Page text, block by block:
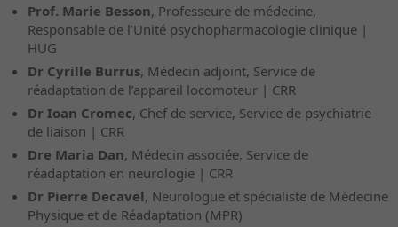
Prof. Marie Besson, Professeure de médecine,
Responsable de l’Unité psychopharmacologie clinique |
HUG
Dr Cyrille Burrus, Médecin adjoint, Service de
réadaptation de l’appareil locomoteur | CRR
Dr Ioan Cromec, Chef de service, Service de psychiatrie
de liaison | CRR
Dre Maria Dan, Médecin associée, Service de
réadaptation en neurologie | CRR
Dr Pierre Decavel, Neurologue et spécialiste de Médecine
Physique et de Réadaptation (MPR)